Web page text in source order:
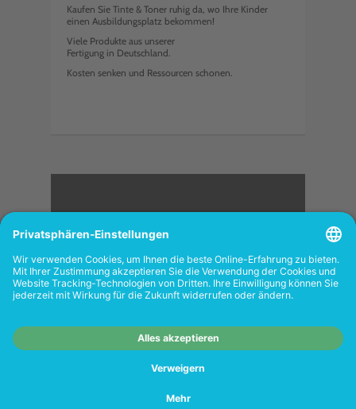
Kaufen Sie Tinte & Toner ruhig da, wo Ihre Kinder
einen Ausbildungsplatz bekommen!
Viele Produkte aus unserer
Fertigung in Deutschland.
Kosten senken und Ressourcen schonen.
<
FOLGEN SIE UNS
Shops richtet sich nicht an Wiederverkäufer.
www.tonerhersteller.de